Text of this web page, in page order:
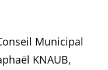
Municipal
KNAUB,